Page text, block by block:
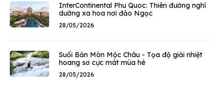
InterContinental Phu Quoc: Thiên đường nghỉ
dưỡng xa hoa nơi đảo Ngọc
28/05/2026
Suối Bản Mòn Mộc Châu - Tọa độ giải nhiệt
hoang sơ cực mát mùa hè
28/05/2026